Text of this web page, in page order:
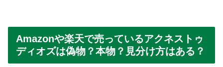
Amazonや楽天で売っているアクネストゥ
ディオズは偽物？本物？見分け方はある？